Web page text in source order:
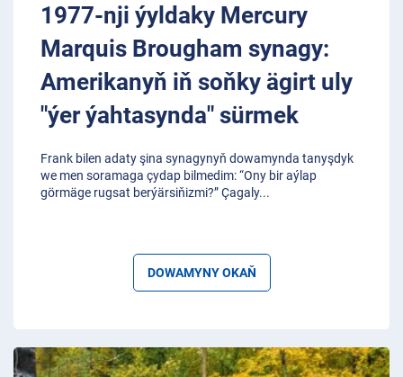
1977-nji ýyldaky Mercury
Marquis Brougham synagy:
Amerikanyň iň soňky ägirt uly
"ýer ýahtasynda" sürmek
Frank bilen adaty şina synagynyň dowamynda tanyşdyk
we men soramaga çydap bilmedim: “Ony bir aýlap
görmäge rugsat berýärsiňizmi?” Çagaly...
DOWAMYNY OKAŇ